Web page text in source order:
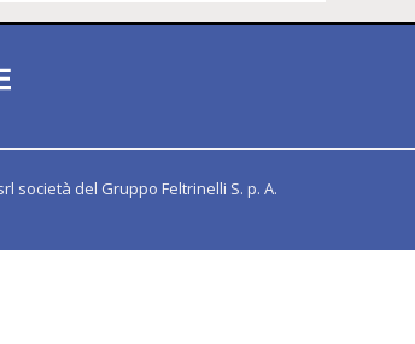
società del Gruppo Feltrinelli S. p. A.